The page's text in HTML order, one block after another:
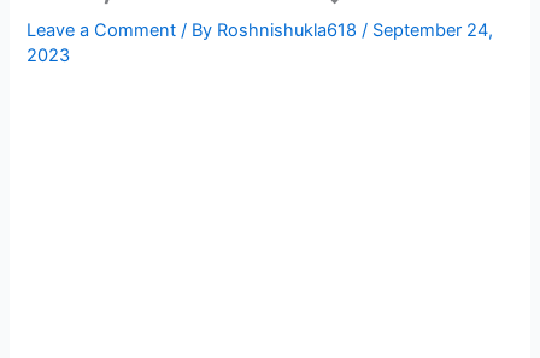
Leave a Comment / By Roshnishukla618/ September 24,
2023